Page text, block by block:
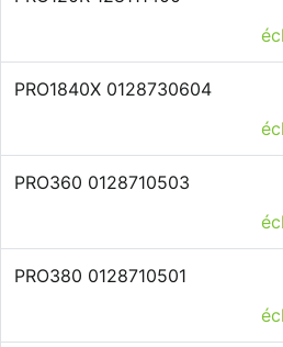
PRO1840X 0128730604
PRO360 0128710503
PRO380 0128710501